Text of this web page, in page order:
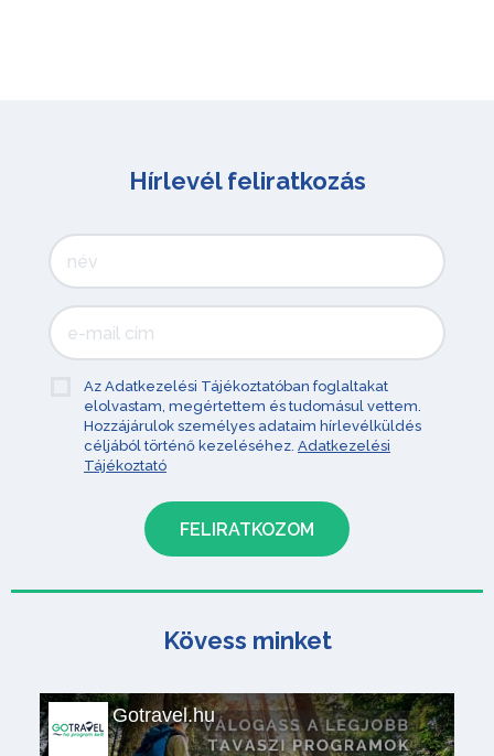
Hírlevél feliratkozás
Az Adatkezelési Tájékoztatóban foglaltakat
elolvastam, megértettem és tudomásul vettem.
Hozzájárulok személyes adataim hírlevélküldés
céljából történő kezeléséhez. Adatkezelési
Tájékoztató
Kövess minket
Gotravel.hu